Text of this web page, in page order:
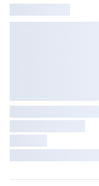
kompetentes